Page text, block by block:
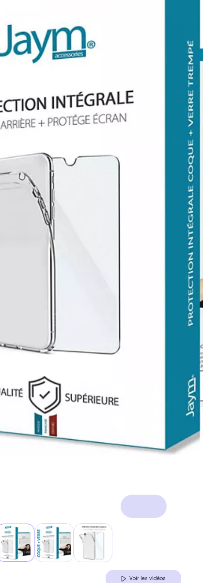
Voir les vidéos